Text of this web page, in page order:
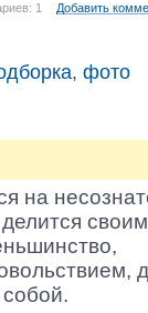
1 Добавить
, фото
на